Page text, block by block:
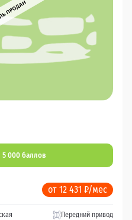
5 000 баллов
от 12 431 ₽/мес
Передний привод